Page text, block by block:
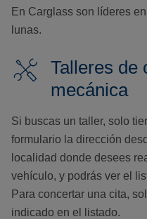
En Carglass son líderes
lunas.
Talleres de
mecánica
Si buscas un taller, solo
formulario la dirección
localidad donde desees
vehículo, y podrás ver el
Para concertar una cita,
indicado en el listado.